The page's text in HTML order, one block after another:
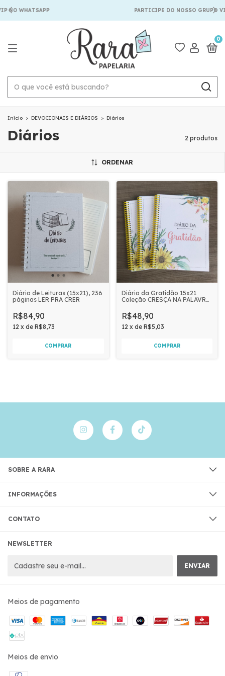
NO WHATSAPP PARTICIPE DO NOSSO GRUPO
0
Início > DEVOCIONAIS E DIÁRIOS > Diários
Diários 2 produtos
ORDENAR
Diário de Leituras (15x21), 236
páginas LER PRA CRER
R$84,90
12 x de R$8,73
Diário da Gratidão 15x21
Coleção CRESÇA NA PALAVRA
R$48,90
12 x de R$5,03
SOBRE A RARA
INFORMAÇÕES
CONTATO
NEWSLETTER
Meios de pagamento
Meios de envio